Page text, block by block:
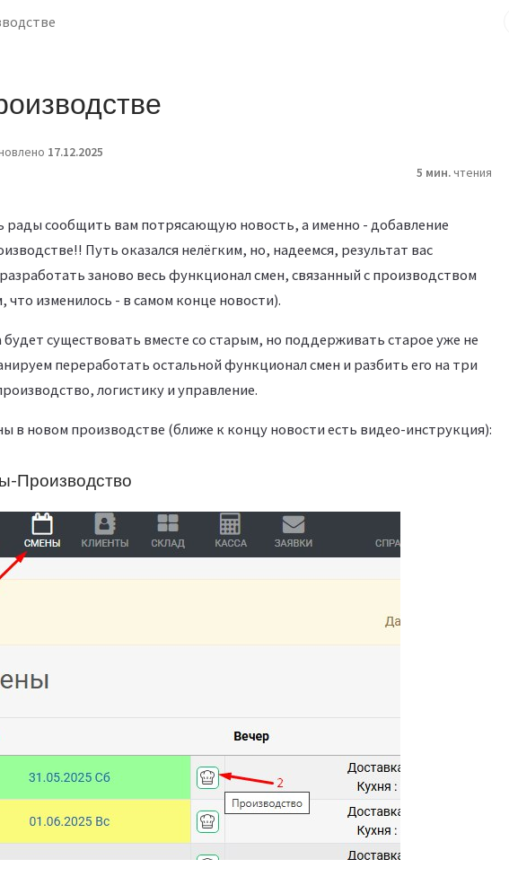
17.12.2025
5 мин.чтения
рады сообщить вам потрясающую новость, а именно - добавление
Путь оказался нелёгким, но, надеемся, результат вас
заново весь функционал смен, связанный с производством
изменилось - в самом конце новости).
существовать вместе со старым, но поддерживать старое уже не
переработать остальной функционал смен и разбить его на три
логистику и управление.
в новом производстве (ближе к концу новости есть видео-инструкция):
Производство